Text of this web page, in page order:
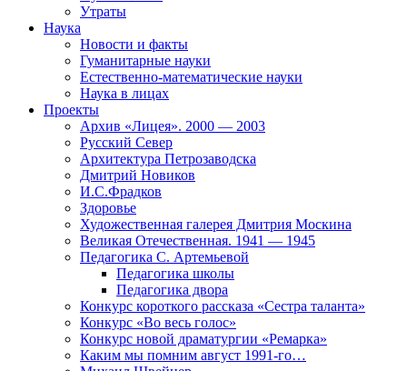
Утраты
Наука
Новости и факты
Гуманитарные науки
Естественно-математические науки
Наука в лицах
Проекты
Архив «Лицея». 2000 — 2003
Русский Север
Архитектура Петрозаводска
Дмитрий Новиков
И.С.Фрадков
Здоровье
Художественная галерея Дмитрия Москина
Великая Отечественная. 1941 — 1945
Педагогика С. Артемьевой
Педагогика школы
Педагогика двора
Конкурс короткого рассказа «Сестра таланта»
Конкурс «Во весь голос»
Конкурс новой драматургии «Ремарка»
Каким мы помним август 1991-го…